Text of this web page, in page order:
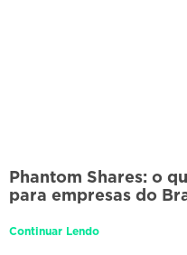
Phantom Shares: o
para empresas do
Continuar Lendo